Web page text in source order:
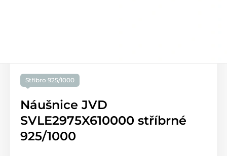
Stříbro 925/1000
Náušnice JVD
SVLE2975X610000 stříbrné
925/1000